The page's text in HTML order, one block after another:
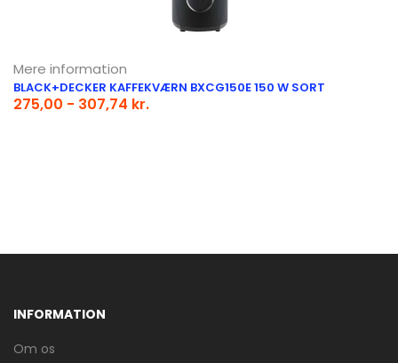
Mere information
BLACK+DECKER KAFFEKVÆRN BXCG150E 150 W SORT
275,00 - 307,74 kr.
INFORMATION
Om os